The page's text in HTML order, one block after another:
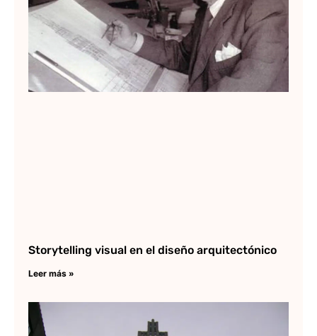
Storytelling visual en el diseño arquitectónico
Leer más »